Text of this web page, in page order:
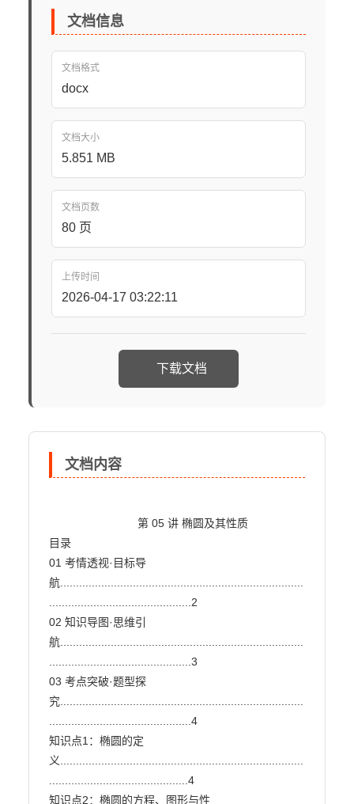
文档信息
文档格式
docx
文档大小
5.851 MB
文档页数
80 页
上传时间
2026-04-17 03:22:11
下载文档
文档内容